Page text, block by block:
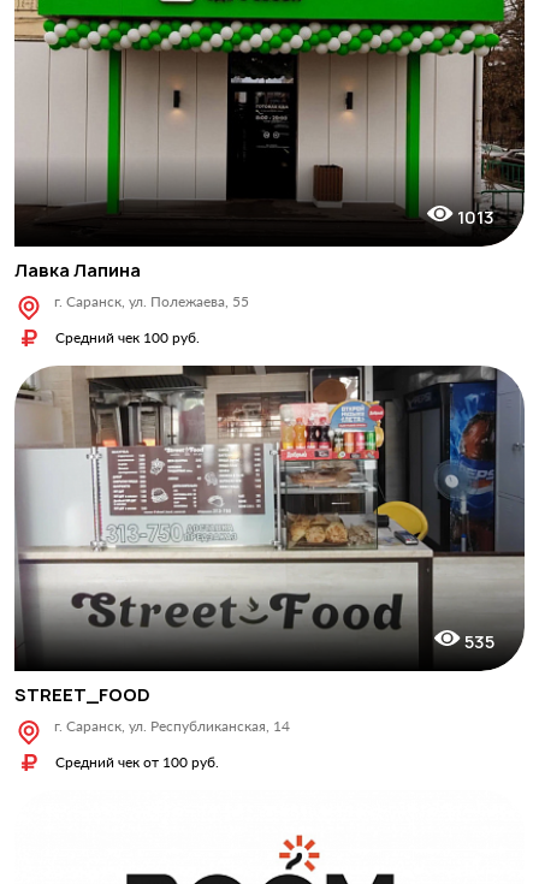
1013
Лавка Лапина
г. Саранск, ул. Полежаева, 55
Средний чек 100 руб.
535
STREET_FOOD
г. Саранск, ул. Республиканская, 14
Средний чек от 100 руб.